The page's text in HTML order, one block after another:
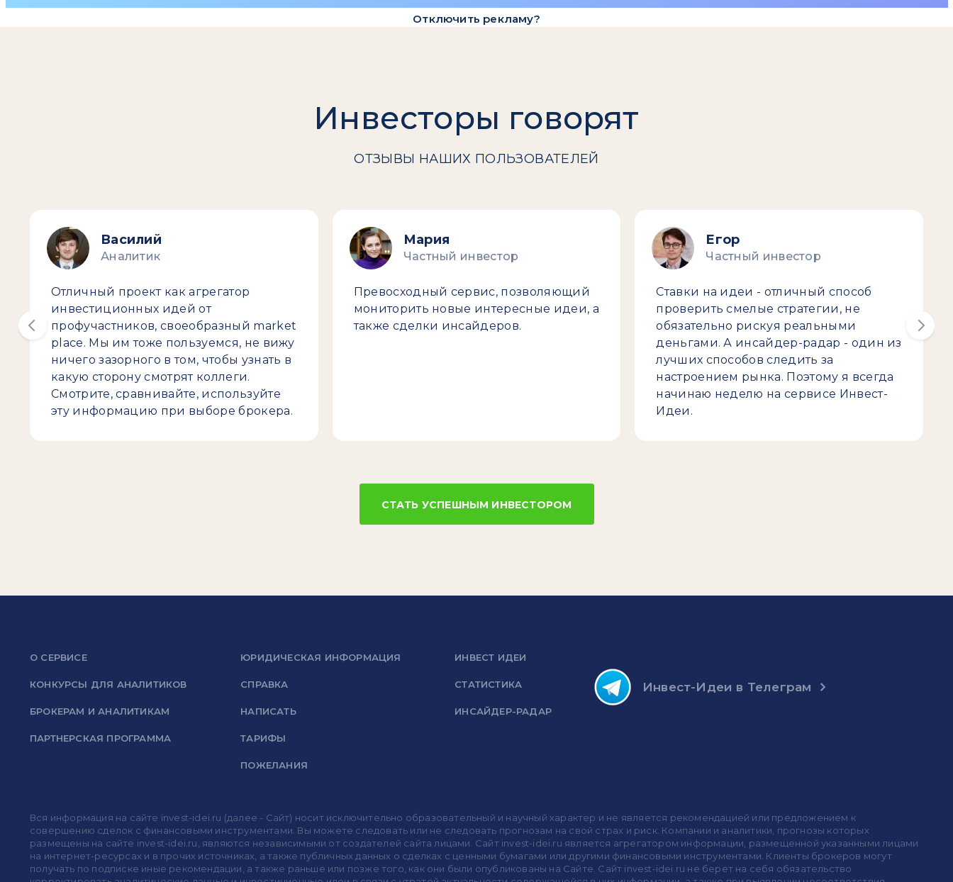
Отключить рекламу?
Инвесторы говорят
ОТЗЫВЫ НАШИХ ПОЛЬЗОВАТЕЛЕЙ
Василий
Аналитик
Отличный проект как агрегатор
инвестиционных идей от
профучастников, своеобразный market
place. Мы им тоже пользуемся, не вижу
ничего зазорного в том, чтобы узнать в
какую сторону смотрят коллеги.
Смотрите, сравнивайте, используйте
эту информацию при выборе брокера.
Мария
Частный инвестор
Превосходный сервис, позволяющий
мониторить новые интересные идеи, а
также сделки инсайдеров.
Егор
Частный инвестор
Ставки на идеи - отличный способ
проверить смелые стратегии, не
обязательно рискуя реальными
деньгами. А инсайдер-радар - один из
лучших способов следить за
настроением рынка. Поэтому я всегда
начинаю неделю на сервисе Инвест-
Идеи.
СТАТЬ УСПЕШНЫМ ИНВЕСТОРОМ
Инвест-Идеи в Телеграм
О СЕРВИСЕ
КОНКУРСЫ ДЛЯ АНАЛИТИКОВ
БРОКЕРАМ И АНАЛИТИКАМ
ПАРТНЕРСКАЯ ПРОГРАММА
ЮРИДИЧЕСКАЯ ИНФОРМАЦИЯ
СПРАВКА
НАПИСАТЬ
ТАРИФЫ
ПОЖЕЛАНИЯ
ИНВЕСТ ИДЕИ
СТАТИСТИКА
ИНСАЙДЕР-РАДАР
Вся информация на сайте invest-idei.ru (далее - Сайт) носит исключительно образовательный и научный характер и не является рекомендацией или предложением к
совершению сделок с финансовыми инструментами. Вы можете следовать или не следовать прогнозам на свой страх и риск. Компании и аналитики, прогнозы которых
размещены на сайте invest-idei.ru, являются независимыми от создателей сайта лицами. Сайт invest-idei.ru является агрегатором информации, размещенной указанными лицами
на интернет-ресурсах и в прочих источниках, а также публичных данных о сделках с ценными бумагами или другими финансовыми инструментами. Клиенты брокеров могут
получать по подписке иные рекомендации, а также раньше или позже того, как они были опубликованы на Сайте. Сайт invest-idei.ru не берет на себя обязательство